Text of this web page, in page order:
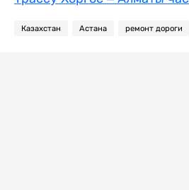
Казахстан Астана ремонт дороги